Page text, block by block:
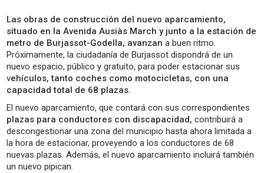
Las obras de construcción del nuevo aparcamiento,
situado en la Avenida Ausiàs March y junto a la estación de
metro de Burjassot-Godella, avanzan a buen ritmo.
Próximamente, la ciudadanía de Burjassot dispondrá de un
nuevo espacio, público y gratuito, para poder estacionar sus
vehículos, tanto coches como motocicletas, con una
capacidad total de 68 plazas.
El nuevo aparcamiento, que contará con sus correspondientes
plazas para conductores con discapacidad, contribuirá a
descongestionar una zona del municipio hasta ahora limitada a
la hora de estacionar, proveyendo a los conductores de 68
nuevas plazas. Además, el nuevo aparcamiento incluirá también
un nuevo pipican.